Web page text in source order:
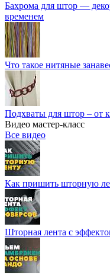
Бахрома для штор —
временем
Что такое нитяные
Подхваты для штор – от
Видео мастер-класс
Все видео
Как пришить шторную
Шторная лента с